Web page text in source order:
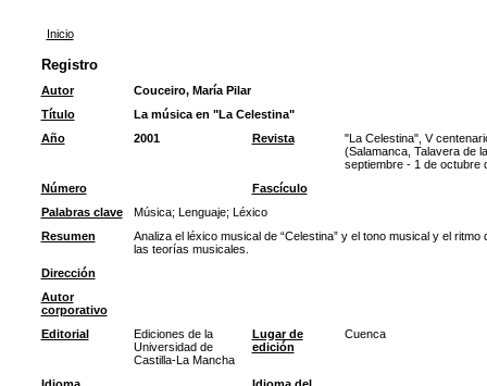
Inicio
Registro
Autor
Couceiro, María Pilar
Título
La música en "La Celestina"
Año
2001 Revista
"La Celestina", V
(Salamanca, Talavera de
septiembre - 1 de octubre
Número
Fascículo
Palabras clave
Música; Lenguaje; Léxico
Resumen
Analiza el léxico musical de “Celestina” y el tono musical y el
las teorías musicales.
Dirección
Autor
corporativo
Editorial
Ediciones de la
Universidad de
Castilla-La Mancha
Lugar de
edición
Cuenca